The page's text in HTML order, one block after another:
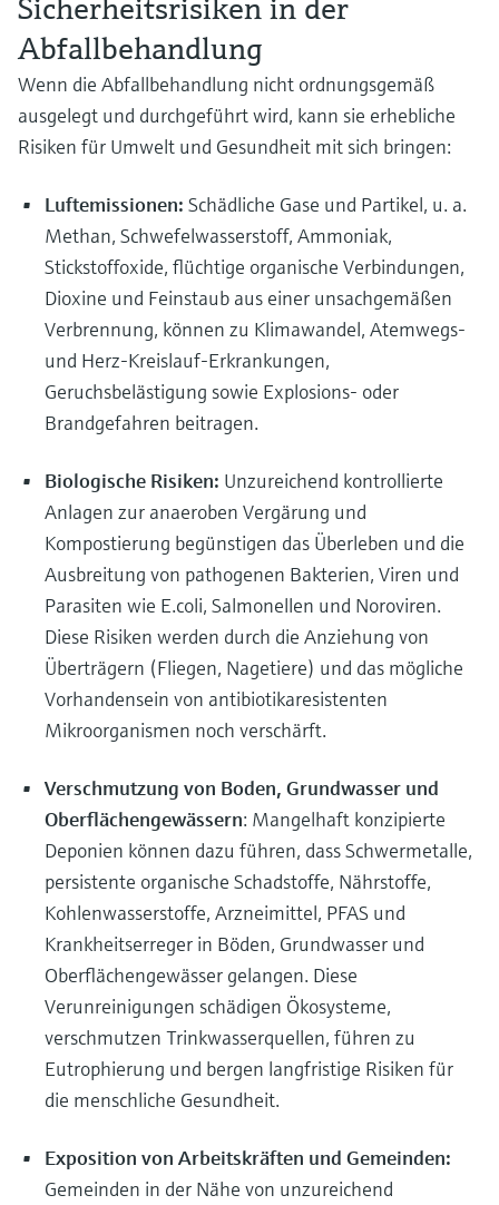
Sicherheitsrisiken in der
Abfallbehandlung
Wenn die Abfallbehandlung nicht ordnungsgemäß
ausgelegt und durchgeführt wird, kann sie erhebliche
Risiken für Umwelt und Gesundheit mit sich bringen:
Luftemissionen: Schädliche Gase und Partikel, u. a.
Methan, Schwefelwasserstoff, Ammoniak,
Stickstoffoxide, flüchtige organische Verbindungen,
Dioxine und Feinstaub aus einer unsachgemäßen
Verbrennung, können zu Klimawandel, Atemwegs-
und Herz-Kreislauf-Erkrankungen,
Geruchsbelästigung sowie Explosions- oder
Brandgefahren beitragen.
Biologische Risiken: Unzureichend kontrollierte
Anlagen zur anaeroben Vergärung und
Kompostierung begünstigen das Überleben und die
Ausbreitung von pathogenen Bakterien, Viren und
Parasiten wie E.coli, Salmonellen und Noroviren.
Diese Risiken werden durch die Anziehung von
Überträgern (Fliegen, Nagetiere) und das mögliche
Vorhandensein von antibiotikaresistenten
Mikroorganismen noch verschärft.
Verschmutzung von Boden, Grundwasser und
Oberflächengewässern: Mangelhaft konzipierte
Deponien können dazu führen, dass Schwermetalle,
persistente organische Schadstoffe, Nährstoffe,
Kohlenwasserstoffe, Arzneimittel, PFAS und
Krankheitserreger in Böden, Grundwasser und
Oberflächengewässer gelangen. Diese
Verunreinigungen schädigen Ökosysteme,
verschmutzen Trinkwasserquellen, führen zu
Eutrophierung und bergen langfristige Risiken für
die menschliche Gesundheit.
Exposition von Arbeitskräften und Gemeinden:
Gemeinden in der Nähe von unzureichend